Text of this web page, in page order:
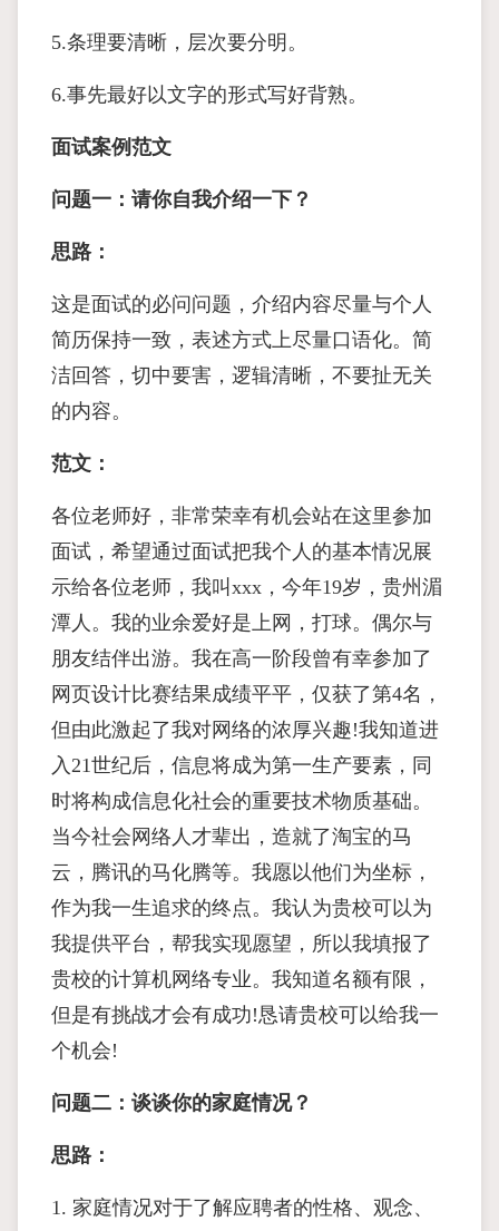
5.条理要清晰，层次要分明。
6.事先最好以文字的形式写好背熟。
面试案例范文
问题一：请你自我介绍一下？
思路：
这是面试的必问问题，介绍内容尽量与个人
简历保持一致，表述方式上尽量口语化。简
洁回答，切中要害，逻辑清晰，不要扯无关
的内容。
范文：
各位老师好，非常荣幸有机会站在这里参加
面试，希望通过面试把我个人的基本情况展
示给各位老师，我叫xxx，今年19岁，贵州湄
潭人。我的业余爱好是上网，打球。偶尔与
朋友结伴出游。我在高一阶段曾有幸参加了
网页设计比赛结果成绩平平，仅获了第4名，
但由此激起了我对网络的浓厚兴趣!我知道进
入21世纪后，信息将成为第一生产要素，同
时将构成信息化社会的重要技术物质基础。
当今社会网络人才辈出，造就了淘宝的马
云，腾讯的马化腾等。我愿以他们为坐标，
作为我一生追求的终点。我认为贵校可以为
我提供平台，帮我实现愿望，所以我填报了
贵校的计算机网络专业。我知道名额有限，
但是有挑战才会有成功!恳请贵校可以给我一
个机会!
问题二：谈谈你的家庭情况？
思路：
1. 家庭情况对于了解应聘者的性格、观念、